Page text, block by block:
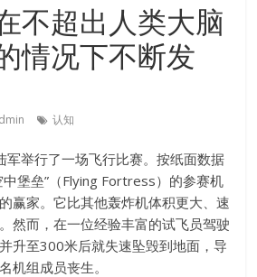
不超出人类大脑
情况下不断发
认知
举行了一场飞行比赛。按纸面数据
堡垒”（Flying Fortress）的参赛机
赢家。它比其他轰炸机体积更大、速
然而，在一位经验丰富的试飞员驾驶
升至300米后就失速坠毁到地面，导
机组成员丧生。